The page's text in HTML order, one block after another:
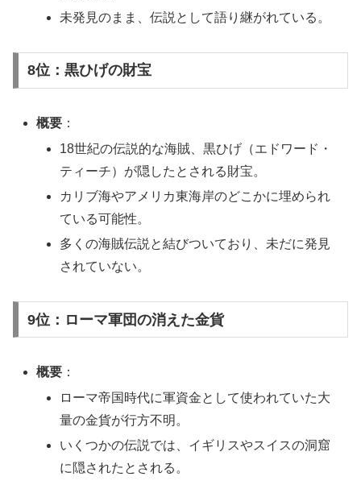
未発見のまま、伝説として語り継がれている。
8位：黒ひげの財宝
概要 ：
18世紀の伝説的な海賊、黒ひげ（エドワード・
ティーチ）が隠したとされる財宝。
カリブ海やアメリカ東海岸のどこかに埋められ
ている可能性。
多くの海賊伝説と結びついており、未だに発見
されていない。
9位：ローマ軍団の消えた金貨
概要 ：
ローマ帝国時代に軍資金として使われていた大
量の金貨が行方不明。
いくつかの伝説では、イギリスやスイスの洞窟
に隠されたとされる。